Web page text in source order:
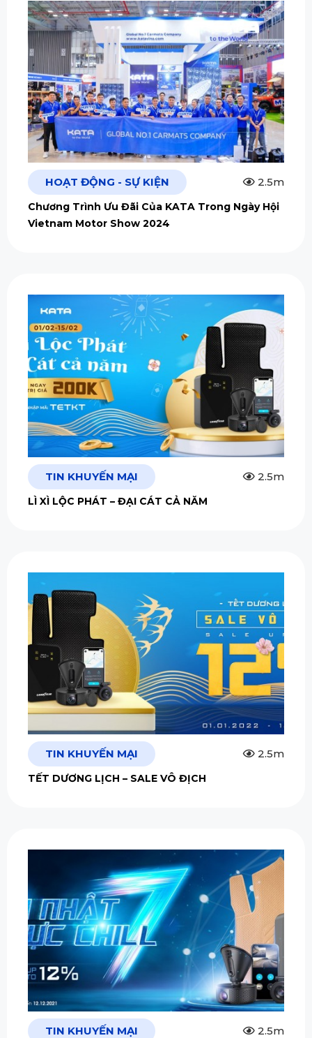
HOẠT ĐỘNG - SỰ KIỆN 2.5m
Chương Trình Ưu Đãi Của KATA Trong Ngày Hội
Vietnam Motor Show 2024
TIN KHUYẾN MẠI 2.5m
LÌ XÌ LỘC PHÁT – ĐẠI CÁT CẢ NĂM
TIN KHUYẾN MẠI 2.5m
TẾT DƯƠNG LỊCH – SALE VÔ ĐỊCH
TIN KHUYẾN MẠI 2.5m